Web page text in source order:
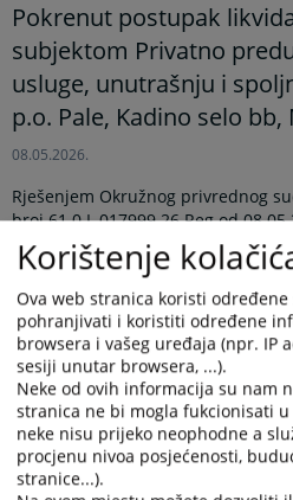
Pokrenut postupak
subjektom Privatno
usluge, unutrašnju i
p.o. Pale, Kadino selo bb,
08.05.2026.
Rješenjem Okružnog privrednog
broj 61 0 L 017999 26 Reg od
postupak likvidacije nad poslovnim
preduzeće za proizvodnju, usluge,
trgovinu "Pila" p.o. Pale, Kadino
Pozivaju se povjerioci
mjeseca od dana objave ovog
potraživanja prema likvidacionom
osnov po kojem su ta potraživanja
Prikazana vijest je na: Srpski
Korištenje
Ova web stranica koristi
pohranjivati i koristiti određene
browsera i vašeg uređaja (npr. IP
sesiji unutar browsera, ...).
Neke od ovih informacija su nam
stranica ne bi mogla fukcionisati
neke nisu prijeko neophodne a
procjenu nivoa posjećenosti,
stranice...).